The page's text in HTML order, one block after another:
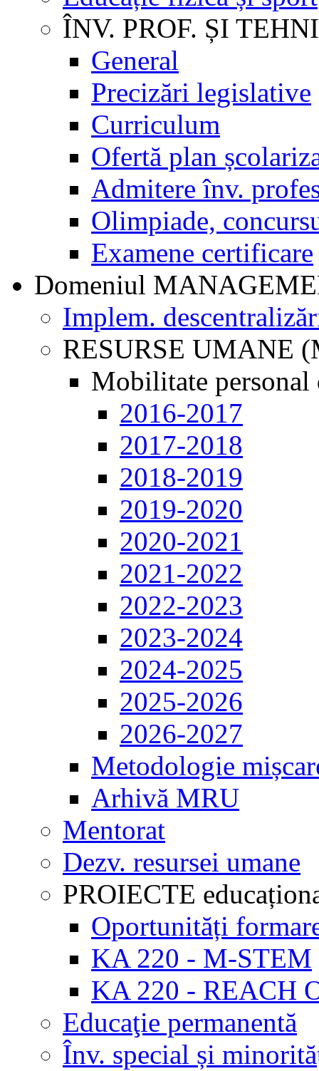
ÎNV. PROF. ȘI
General
Precizări legislative
Curriculum
Ofertă plan
Admitere înv.
Olimpiade,
Examene certificare
Domeniul
Implem.
RESURSE UMANE
Mobilitate personal
2016-2017
2017-2018
2018-2019
2019-2020
2020-2021
2021-2022
2022-2023
2023-2024
2024-2025
2025-2026
2026-2027
Metodologie
Arhivă MRU
Mentorat
Dezv. resursei umane
PROIECTE
Oportunități
KA 220 - M-STEM
KA 220 - REACH
Educaţie permanentă
Înv. special și